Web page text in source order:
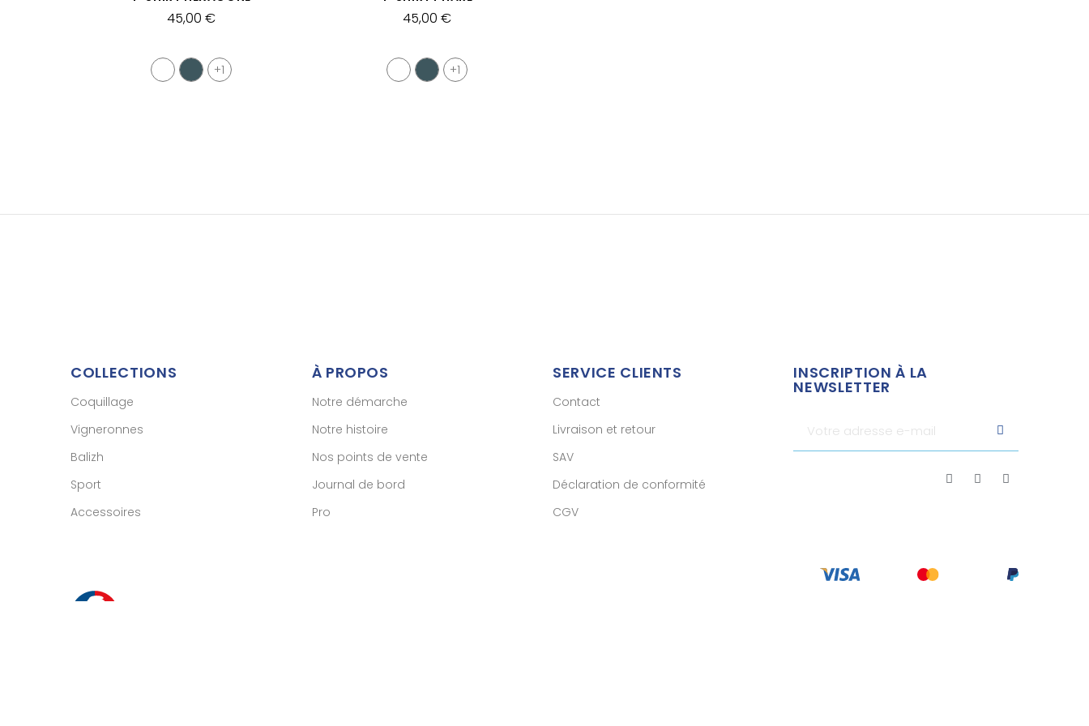
45,00 €
+1
45,00 €
+1
COLLECTIONS
Coquillage
Vigneronnes
Balizh
Sport
Accessoires
À PROPOS
Notre démarche
Notre histoire
Nos points de vente
Journal de bord
Pro
SERVICE CLIENTS
Contact
Livraison et retour
SAV
Déclaration de conformité
CGV
INSCRIPTION À LA
NEWSLETTER